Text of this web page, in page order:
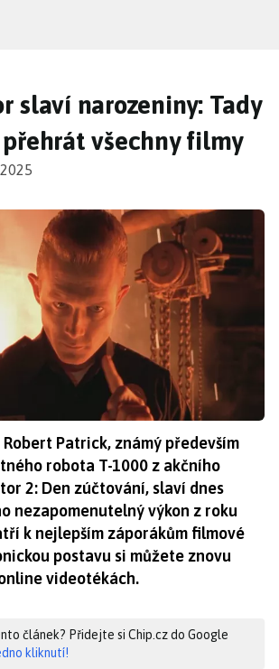
slaví narozeniny: Tady
všechny filmy
Patrick, známý především
robota T-1000 z akčního
2: Den zúčtování, slaví dnes
nezapomenutelný výkon z roku
k nejlepším záporákům filmové
postavu si můžete znovu
videotékách.
článek? Přidejte si Chip.cz do Google
kliknutí!